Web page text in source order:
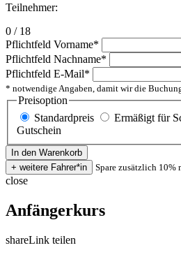
Teilnehmer:
0 / 18
Pflichtfeld Vorname*
Pflichtfeld Nachname*
Pflichtfeld E-Mail*
* notwendige Angaben, damit wir die
Preisoption
Standardpreis
Ermäßigt für
Gutschein
Spare zusätzlich 10%
close
Anfängerkurs
shareLink teilen